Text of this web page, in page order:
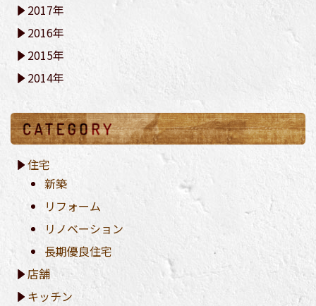
2017年
2016年
2015年
2014年
住宅
新築
リフォーム
リノベーション
長期優良住宅
店舗
キッチン